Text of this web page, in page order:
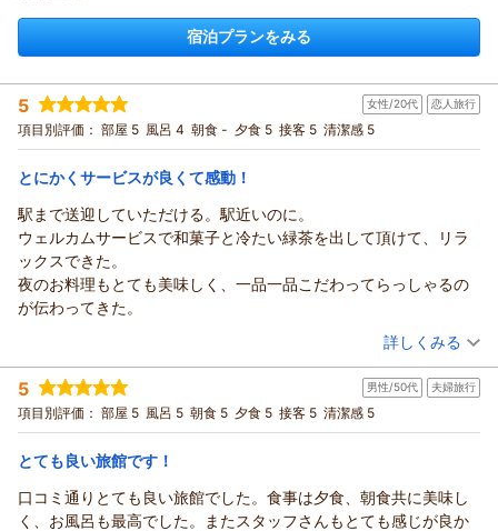
宿泊プランをみる
5 女性/20代 恋人旅行
項目別評価： 部屋 5 風呂 4 朝食 - 夕食 5 接客 5 清潔感 5
とにかくサービスが良くて感動！
駅まで送迎していただける。駅近いのに。
ウェルカムサービスで和菓子と冷たい緑茶を出して頂けて、リラ
ックスできた。
夜のお料理もとても美味しく、一品一品こだわってらっしゃるの
が伝わってきた。
（投稿日：2026/08/01）
宿泊時期： 2026年07月宿泊 (恋人旅行)
投稿者： おがわさん
宿泊プラン： 【一泊夕食付プラン】夜は飛騨牛鉄板焼き付月替わり会席を。
朝は・・・自由に♪
和室 夕のみ 夕/個室利用
宿泊価格帯： 30,001円以上(大人一人あたり/税込)
詳しくみる
5 男性/50代 夫婦旅行
項目別評価： 部屋 5 風呂 5 朝食 5 夕食 5 接客 5 清潔感 5
とても良い旅館です！
口コミ通りとても良い旅館でした。食事は夕食、朝食共に美味し
く、お風呂も最高でした。またスタッフさんもとても感じが良か